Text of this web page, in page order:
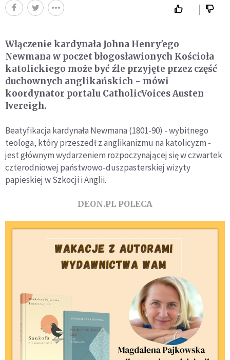
Włączenie kardynała Johna Henry'ego
Newmana w poczet błogosławionych Kościoła
katolickiego może być źle przyjęte przez część
duchownych anglikańskich - mówi
koordynator portalu CatholicVoices Austen
Ivereigh.
Beatyfikacja kardynała Newmana (1801-90) - wybitnego
teologa, który przeszedł z anglikanizmu na katolicyzm -
jest głównym wydarzeniem rozpoczynającej się w czwartek
czterodniowej państwowo-duszpasterskiej wizyty
papieskiej w Szkocji i Anglii.
DEON.PL POLECA